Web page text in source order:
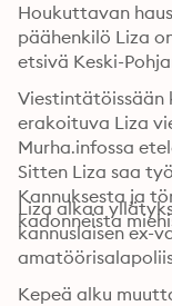
Houkuttavan
päähenkilö Liza
etsivä Keski-
erakoituva Liza
Murha.infossa
Sitten Liza saa
Kannuksesta ja
Liza alkaa
kannuslaisen ex-
Kepeä alku